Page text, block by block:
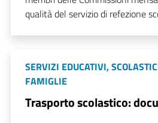
qualità del servizio di refezione
SERVIZI EDUCATIVI,
FAMIGLIE
Trasporto scolastico: